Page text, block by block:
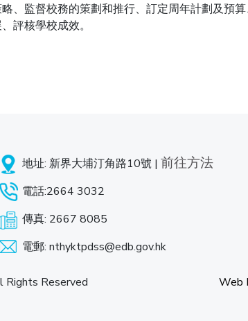
、監督校務的策劃和推行、訂定周年計劃及預
評核學校成效。
地址: 新界大埔汀角路10號 | 前往方法
電話:2664 3032
傳真: 2667 8085
電郵: nthyktpdss@edb.gov.hk
Rights Reserved Web